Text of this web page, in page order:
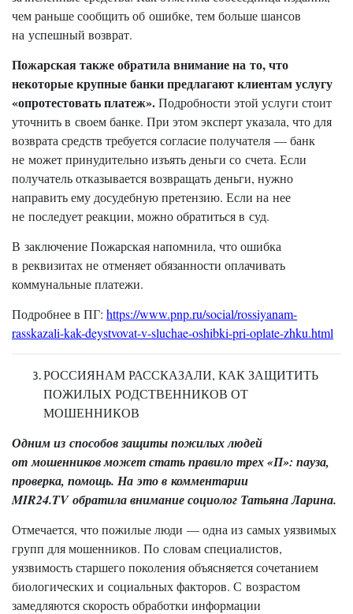
чем раньше сообщить об ошибке, тем больше шансов
на успешный возврат.
Пожарская также обратила внимание на то, что
некоторые крупные банки предлагают клиентам услугу
«опротестовать платеж».Подробности этой услуги стоит
уточнить в своем банке. При этом эксперт указала, что для
возврата средств требуется согласие получателя — банк
не может принудительно изъять деньги со счета. Если
получатель отказывается возвращать деньги, нужно
направить ему досудебную претензию. Если на нее
не последует реакции, можно обратиться в суд.
В заключение Пожарская напомнила, что ошибка
в реквизитах не отменяет обязанности оплачивать
коммунальные платежи.
Подробнее в ПГ: https://www.pnp.ru/social/rossiyanam-
rasskazali-kak-deystvovat-v-sluchae-oshibki-pri-oplate-zhku.html
РОССИЯНАМ РАССКАЗАЛИ, КАК ЗАЩИТИТЬ
ПОЖИЛЫХ РОДСТВЕННИКОВ ОТ
МОШЕННИКОВ
Одним из способов защиты пожилых людей
от мошенников может стать правило трех «П»: пауза,
проверка, помощь. На это в комментарии
MIR24.TV обратила внимание социолог Татьяна Ларина.
Отмечается, что пожилые люди — одна из самых уязвимых
групп для мошенников. По словам специалистов,
уязвимость старшего поколения объясняется сочетанием
биологических и социальных факторов. С возрастом
замедляются скорость обработки информации